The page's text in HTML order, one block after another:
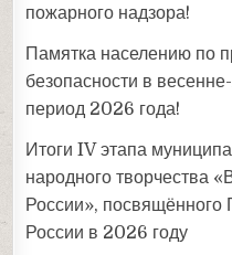
пожарного надзора!
Памятка населению по
безопасности в
период 2026 года!
Итоги IV этапа
народного творчества
России», посвящённого
России в 2026 году